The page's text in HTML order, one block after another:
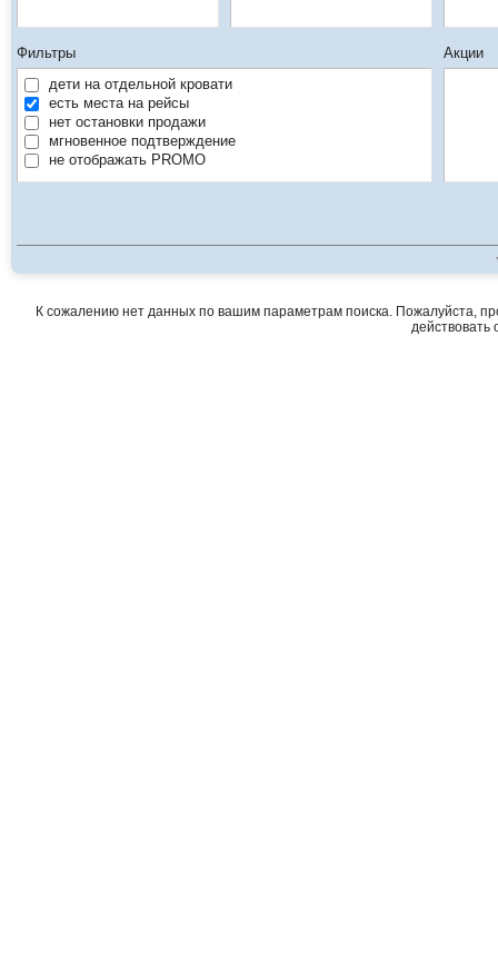
Фильтры
дети на отдельной кровати
есть места на рейсы
нет остановки продажи
мгновенное подтверждение
не отображать PROMO
Акции
К сожалению нет данных по вашим параметрам поиска. Пожалуйста,
действовать